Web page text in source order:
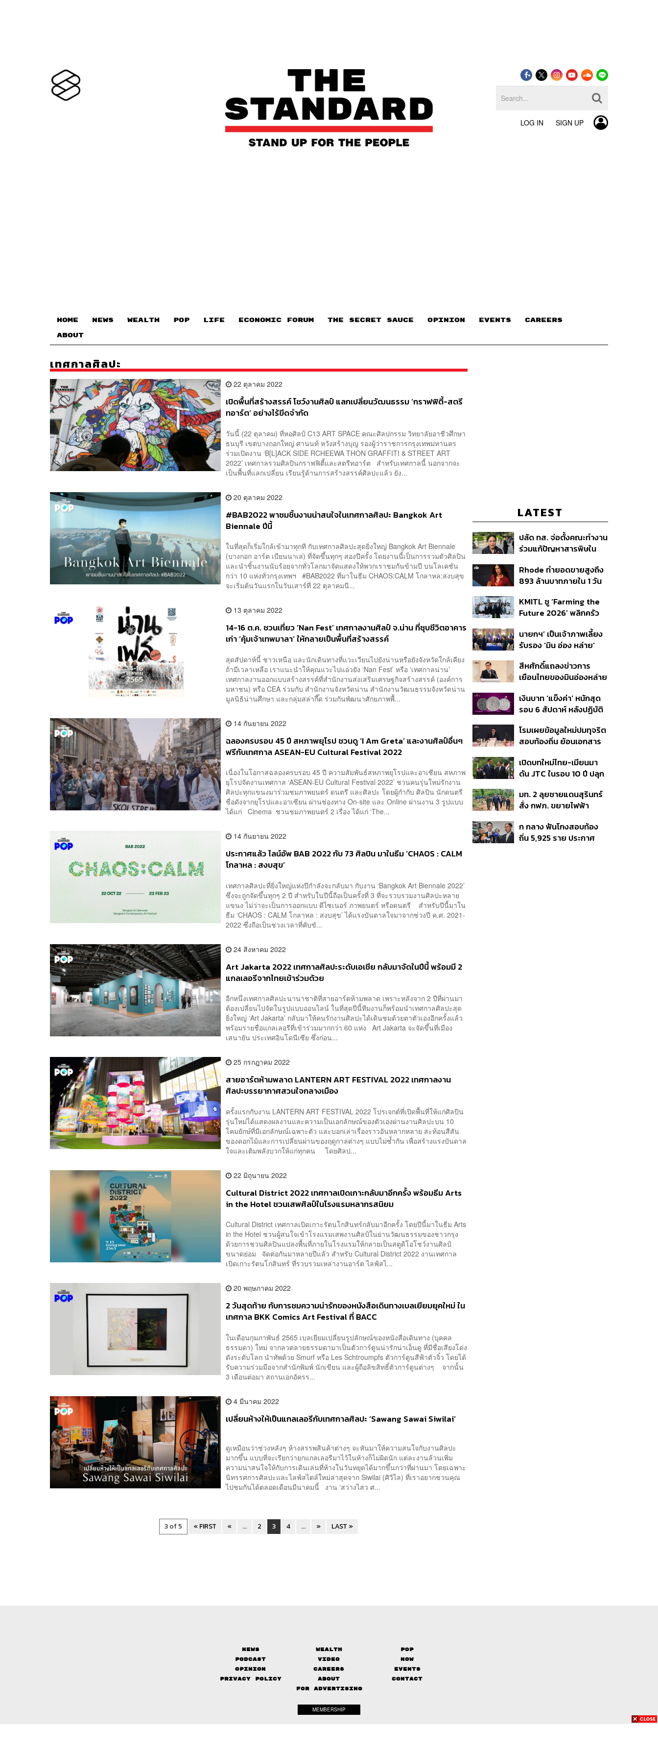
LOG IN SIGN UP
HOME NEWS WEALTH POP LIFE ECONOMIC FORUM THE SECRET SAUCE​ OPINION EVENTS CAREERS
ABOUT
เทศกาลศิลปะ
22 ตุลาคม 2022
เปิดพื้นที่สร้างสรรค์ โชว์งานศิลป์ แลกเปลี่ยนวัฒนธรรม ‘กราฟฟิตี้-สตรี
ทอาร์ต’ อย่างไร้ขีดจำกัด
วันนี้ (22 ตุลาคม) ที่หอศิลป์ C13 ART SPACE คณะศิลปกรรม วิทยาลัยอาชีวศึกษา
ธนบุรี เขตบางกอกใหญ่ ศานนท์ หวังสร้างบุญ รองผู้ว่าราชการกรุงเทพมหานคร
ร่วมเปิดงาน ‘B[L]ACK SIDE RCHEEWA THON GRAFFITI & STREET ART
2022’ เทศกาลรวมศิลปินกราฟฟิตี้และสตรีทอาร์ต สำหรับเทศกาลนี้ นอกจากจะ
เป็นพื้นที่แลกเปลี่ยน เรียนรู้ด้านการสร้างสรรค์ศิลปะแล้ว ยัง...
20 ตุลาคม 2022
#BAB2022 พาชมชิ้นงานน่าสนใจในเทศกาลศิลปะ Bangkok Art
Biennale ปีนี้
ในที่สุดก็เริ่มใกล้เข้ามาทุกที กับเทศกาลศิลปะสุดยิ่งใหญ่ Bangkok Art Biennale
(บางกอก อาร์ต เบียนนาเล่) ที่จัดขึ้นทุกๆ สองปีครั้ง โดยงานนี้เป็นการรวมตัวศิลปิน
และนำชิ้นงานนับร้อยจากทั่วโลกมาจัดแสดงให้พวกเราชมกันข้ามปี บนโลเคชัน
กว่า 10 แห่งทั่วกรุงเทพฯ #BAB2022 ที่มาในธีม CHAOS:CALM โกลาหล:สงบสุข
จะเริ่มต้นวันแรกในวันเสาร์ที่ 22 ตุลาคมนี...
13 ตุลาคม 2022
14-16 ต.ค. ชวนเที่ยว ‘Nan Fest’ เทศกาลงานศิลป์ จ.น่าน ที่ชุบชีวิตอาคาร
เก่า ‘คุ้มเจ้าเทพมาลา’ ให้กลายเป็นพื้นที่สร้างสรรค์
สุดสัปดาห์นี้ ชาวเหนือ และนักเดินทางที่แวะเวียนไปยังน่านหรือยังจังหวัดใกล้เคียง
ถ้ามีเวลาเหลือ เราแนะนำให้คุณแวะไปแอ่วยัง ‘Nan Fest’ หรือ ‘เทศกาลน่าน’
เทศกาลงานออกแบบสร้างสรรค์ที่สำนักงานส่งเสริมเศรษฐกิจสร้างสรรค์ (องค์การ
มหาชน) หรือ CEA ร่วมกับ สำนักงานจังหวัดน่าน สำนักงานวัฒนธรรมจังหวัดน่าน
มูลนิธิน่านศึกษา และกลุ่มสล่ากึ๊ด ร่วมกันพัฒนาศักยภาพพื้...
14 กันยายน 2022
ฉลองครบรอบ 45 ปี สหภาพยุโรป ชวนดู ‘I Am Greta’ และงานศิลป์อื่นๆ
ฟรีกับเทศกาล ASEAN-EU Cultural Festival 2022
เนื่องในโอกาสฉลองครบรอบ 45 ปี ความสัมพันธ์สหภาพยุโรปและอาเซียน สหภาพ
ยุโรปจัดงานเทศกาล ‘ASEAN-EU Cultural Festival 2022’ ชวนคนรุ่นใหม่รักงาน
ศิลปะทุกแขนงมาร่วมชมภาพยนตร์ ดนตรี และศิลปะ โดยผู้กำกับ ศิลปิน นักดนตรี
ชื่อดังจากยุโรปและอาเซียน ผ่านช่องทาง On-site และ Online ผ่านงาน 3 รูปแบบ
ได้แก่ Cinema ชวนชมภาพยนตร์ 2 เรื่อง ได้แก่ ‘The...
14 กันยายน 2022
ประกาศแล้ว ไลน์อัพ BAB 2022 กับ 73 ศิลปิน มาในธีม ‘CHAOS : CALM
โกลาหล : สงบสุข’
เทศกาลศิลปะที่ยิ่งใหญ่แห่งปีกำลังจะกลับมา กับงาน ‘Bangkok Art Biennale 2022’
ซึ่งจะถูกจัดขึ้นทุกๆ 2 ปี สำหรับในปีนี้ถือเป็นครั้งที่ 3 ที่จะรวบรวมงานศิลปะหลาย
แขนง ไม่ว่าจะเป็นการออกแบบ ดีไซเนอร์ ภาพยนตร์ หรือดนตรี สำหรับปีนี้มาใน
ธีม ‘CHAOS : CALM โกลาหล : สงบสุข’ ได้แรงบันดาลใจมาจากช่วงปี ค.ศ. 2021-
2022 ซึ่งถือเป็นช่วงเวลาที่คับขั...
24 สิงหาคม 2022
Art Jakarta 2022 เทศกาลศิลปะระดับเอเชีย กลับมาจัดในปีนี้ พร้อมมี 2
แกลเลอรีจากไทยเข้าร่วมด้วย
อีกหนึ่งเทศกาลศิลปะนานาชาติที่สายอาร์ตห้ามพลาด เพราะหลังจาก 2 ปีที่ผ่านมา
ต้องเปลี่ยนไปจัดในรูปแบบออนไลน์ ในที่สุดปีนี้ทีมงานก็พร้อมนำเทศกาลศิลปะสุด
ยิ่งใหญ่ ‘Art Jakarta’ กลับมาให้คนรักงานศิลปะได้เดินชมด้วยตาตัวเองอีกครั้งแล้ว
พร้อมรายชื่อแกลเลอรีที่เข้าร่วมมากกว่า 60 แห่ง Art Jakarta จะจัดขึ้นที่เมือง
เสนายัน ประเทศอินโดนีเซีย ซึ่งก่อน...
25 กรกฎาคม 2022
สายอาร์ตห้ามพลาด LANTERN ART FESTIVAL 2022 เทศกาลงาน
ศิลปะบรรยากาศสวนใจกลางเมือง
ครั้งแรกกับงาน LANTERN ART FESTIVAL 2022 โปรเจกต์ที่เปิดพื้นที่ให้แก่ศิลปิน
รุ่นใหม่ได้แสดงผลงานและความเป็นเอกลักษณ์ของตัวเองผ่านงานศิลปะบน 10
โคมยักษ์ที่มีเอกลักษณ์เฉพาะตัว และบอกเล่าเรื่องราวอันหลากหลาย สะท้อนสีสัน
ของดอกไม้และการเปลี่ยนผ่านของฤดูกาลต่างๆ แบบไม่ซ้ำกัน เพื่อสร้างแรงบันดาล
ใจและเติมพลังบวกให้แก่ทุกคน โดยศิลป...
22 มิถุนายน 2022
Cultural District 2022 เทศกาลเปิดเกาะกลับมาอีกครั้ง พร้อมธีม Arts
in the Hotel ชวนเสพศิลป์ในโรงแรมหลากรสนิยม
Cultural District เทศกาลเปิดเกาะรัตนโกสินทร์กลับมาอีกครั้ง โดยปีนี้มาในธีม Arts
in the Hotel ชวนผู้สนใจเข้าโรงแรมเสพงานศิลป์ในย่านวัฒนธรรมของชาวกรุง
ด้วยการชวนศิลปินแปลงพื้นที่ภายในโรงแรมให้กลายเป็นสตูดิโอโชว์งานศิลป์
ขนาดย่อม จัดต่อกันมาหลายปีแล้ว สำหรับ Cultural District 2022 งานเทศกาล
เปิดเกาะรัตนโกสินทร์ ที่รวบรวมเหล่างานอาร์ต ไลฟ์สไ...
20 พฤษภาคม 2022
2 วันสุดท้าย กับการชมความน่ารักของหนังสือเดินทางเบลเยียมยุคใหม่ ใน
เทศกาล BKK Comics Art Festival ที่ BACC
ในเดือนกุมภาพันธ์ 2565 เบลเยียมเปลี่ยนรูปลักษณ์ของหนังสือเดินทาง (บุคคล
ธรรมดา) ใหม่ จากลวดลายธรรมดามาเป็นตัวการ์ตูนน่ารักน่าเอ็นดู ที่มีชื่อเสียงโด่ง
ดังระดับโลก นำทัพด้วย Smurf หรือ Les Schtroumpfs ตัวการ์ตูนสีฟ้าตัวจิ๋ว โดยได้
รับความร่วมมือจากสำนักพิมพ์ นักเขียน และผู้ถือลิขสิทธิ์ตัวการ์ตูนต่างๆ จากนั้น
3 เดือนต่อมา สถานเอกอัครร...
4 มีนาคม 2022
เปลี่ยนห้างให้เป็นแกลเลอรีกับเทศกาลศิลปะ ‘Sawang Sawai Siwilai’
ดูเหมือนว่าช่วงหลังๆ ห้างสรรพสินค้าต่างๆ จะหันมาให้ความสนใจกับงานศิลปะ
มากขึ้น แบบที่จะเรียกว่ายกแกลเลอรีมาไว้ในห้างก็ไม่ผิดนัก แต่ละงานล้วนเพิ่ม
ความน่าสนใจให้กับการเดินเล่นที่ห้างในวันหยุดได้มากขึ้นกว่าที่ผ่านมา โดยเฉพาะ
นิทรรศการศิลปะและไลฟ์สไตล์ใหม่ล่าสุดจาก Siwilai (ศิวิไล) ที่เราอยากชวนคุณ
ไปชมกันได้ตลอดเดือนมีนาคมนี้ งาน ‘สว่างไสว ศ...
3 of 5 « FIRST « ... 2 3 4 ... » LAST »
LATEST
ปลัด ทส. จ่อตั้งคณะทำงาน
ร่วมแก้ปัญหาสารพิษใน
เมียนมา เล็งเริ่มถกนัดแรก
ส.ค.นี้
Rhode ทำยอดขายสูงถึง
893 ล้านบาทภายใน 1 วัน
ล่าสุด
KMITL ชู ‘Farming the
Future 2026’ พลิกครัว
ด้วย One Health
นายกฯ’ เป็นเจ้าภาพเลี้ยง
รับรอง ‘มิน อ่อง หล่าย’
ร่วมงาน
สีหศักดิ์แถลงข่าวการ
เยือนไทยของมินอ่องหล่าย
สร้างสรรค์ ตรงไปตรงมา
ย้ำต้องการให้เมียนมากลับ
เงินบาท ‘แข็งค่า’ หนักสุด
รอบ 6 สัปดาห์ หลังปฏิบัติ
สหรัฐฯ-ญี่ปุ่น Standard
Chartered เปิดเป้าสิ้นปีนี้
ต่อดอลลาร์
โรมเผยข้อมูลใหม่ปมทุจริต
สอบท้องถิ่น ย้อนเอกสาร
อนุทิน จ่อสอบต่อเอี่ยว
ตัดตอน ม.บูรพา หรือไม่
เปิดบทใหม่ไทย-เมียนมา
ดัน JTC ในรอบ 10 ปี ปลุก
ชายแดน ท่าเรือน้ำลึก
ทวาย
มท. 2 ลุยชายแดนสุรินทร์
สั่ง กฟภ. ขยายไฟฟ้า
350’ เสริมความมั่นคง
ชายแดน
ก กลาง ฟันโกงสอบท้อง
ถิ่น 5,925 ราย ประกาศ
News Wealth
Pop
Podcast
Video
Now
Opinion
Careers
Events
Privacy Policy
About
Contact
FOR ADVERTISING
MEMBERSHIP